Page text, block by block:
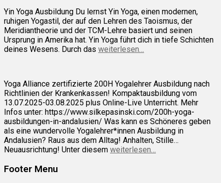
Yin Yoga Ausbildung Du lernst Yin Yoga, einen modernen,
ruhigen Yogastil, der auf den Lehren des Taoismus, der
Meridiantheorie und der TCM-Lehre basiert und seinen
Ursprung in Amerika hat. Yin Yoga führt dich in tiefe Schichten
deines Wesens. Durch das weiterlesen…
Yoga Alliance zertifizierte 200H Yogalehrer Ausbildung nach
Richtlinien der Krankenkassen! Kompaktausbildung vom
13.07.2025-03.08.2025 plus Online-Live Unterricht. Mehr
Infos unter: https://www.silkepasinski.com/200h-yoga-
ausbildungen-in-andalusien/ Was kann es Schöneres geben
als eine wundervolle Yogalehrer*innen Ausbildung in
Andalusien? Raus aus dem Alltag! Anhalten, Stille…
Neuausrichtung! Unter diesem weiterlesen…
Footer Menu